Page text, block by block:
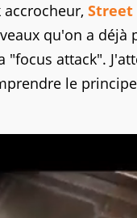
Street
qu'on a déjà
"focus attack".
le